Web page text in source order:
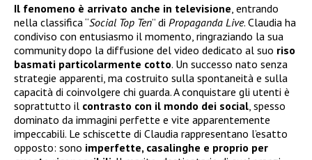
Il fenomeno è arrivato anche in televisione , entrando
nella classifica “Social Top Ten” di Propaganda Live. Claudia ha
condiviso con entusiasmo il momento, ringraziando la sua
community dopo la diffusione del video dedicato al suo riso
basmati particolarmente cotto. Un successo nato senza
strategie apparenti, ma costruito sulla spontaneità e sulla
capacità di coinvolgere chi guarda. A conquistare gli utenti è
soprattutto il contrasto con il mondo dei social , spesso
dominato da immagini perfette e vite apparentemente
impeccabili. Le schiscette di Claudia rappresentano l’esatto
opposto: sono imperfette, casalinghe e proprio per